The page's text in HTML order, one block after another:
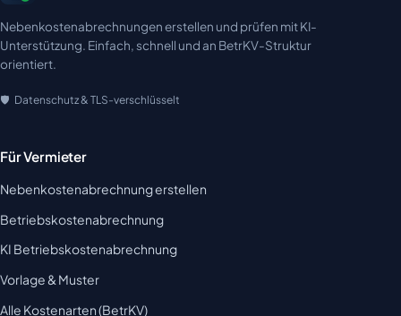
Nebenkostenabrechnungen erstellen und prüfen mit KI-
Unterstützung. Einfach, schnell und an BetrKV-Struktur
orientiert.
Datenschutz & TLS-verschlüsselt
Für Vermieter
Nebenkostenabrechnung erstellen
Betriebskostenabrechnung
KI Betriebskostenabrechnung
Vorlage & Muster
Alle Kostenarten (BetrKV)